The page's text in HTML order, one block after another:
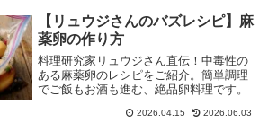
【リュウジさんのバズレシピ】麻
薬卵の作り方
料理研究家リュウジさん直伝！中毒性の
ある麻薬卵のレシピをご紹介。簡単調理
でご飯もお酒も進む、絶品卵料理です。
2026.04.15 2026.06.03